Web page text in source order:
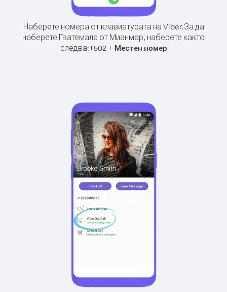
Наберете номера от клавиатурата на Viber.За да
наберете Гватемала от Мианмар, наберете както
следва:+502+ Местен номер